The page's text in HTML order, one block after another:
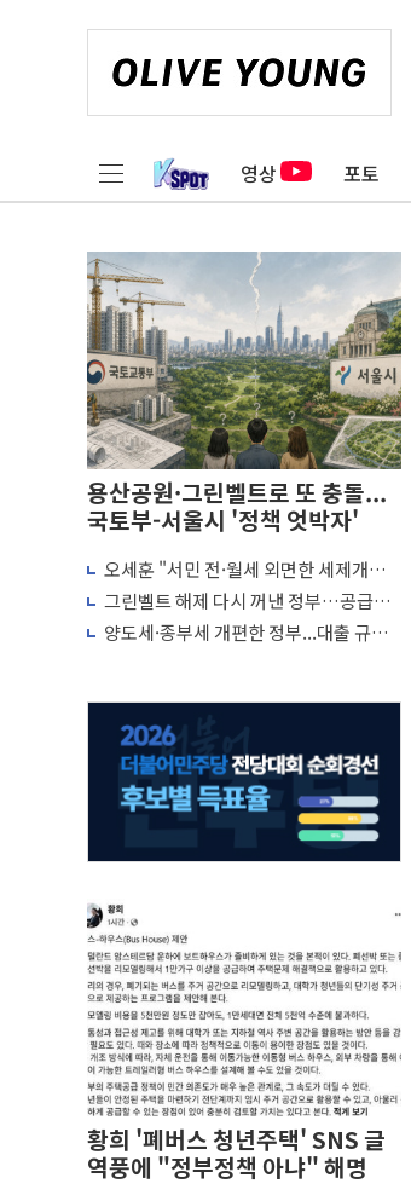
영상 포토
용산공원·그린벨트로 또 충돌...
국토부-서울시 '정책 엇박자'
오세훈 "서민 전·월세 외면한 세제개
편"…용산공원 훼손 안 돼
그린벨트 해제 다시 꺼낸 정부…공급난
해소 '단기 효과' 불투명
양도세·종부세 개편한 정부...대출 규제
황희 '폐버스 청년주택' SNS 글
역풍에 "정부정책 아냐" 해명